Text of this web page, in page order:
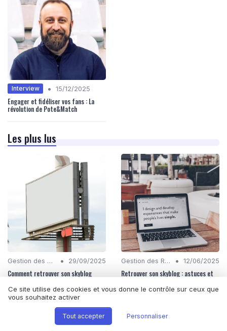
Interview • 15/12/2025
Engager et fidéliser vos fans : La
révolution de Pote&Match
Les plus lus
Gestion des Réseaux Sociaux • 29/09/2025
Comment retrouver son skyblog
Gestion des Réseaux Sociaux • 12/06/2025
Retrouver son skyblog : astuces et
souvenirs d'adolescence
Ce site utilise des cookies et vous donne le contrôle sur ceux que
vous souhaitez activer
Tout accepter Personnaliser